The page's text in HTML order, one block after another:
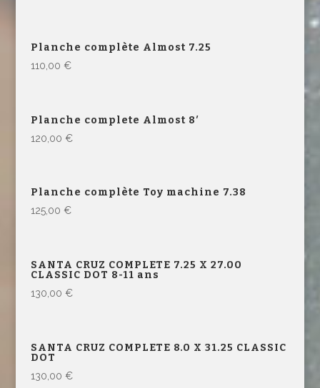
Planche complète Almost 7.25
110,00 €
Planche complete Almost 8′
120,00 €
Planche complète Toy machine 7.38
125,00 €
SANTA CRUZ COMPLETE 7.25 X 27.00
CLASSIC DOT 8-11 ans
130,00 €
SANTA CRUZ COMPLETE 8.0 X 31.25 CLASSIC
DOT
130,00 €